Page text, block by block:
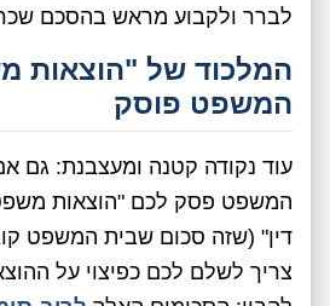
לברר ולקבוע מראש בהסכם
המלכוד של "הוצאות
המשפט פוסק
עוד נקודה קטנה ומעצבנת: גם
המשפט פסק לכם "הוצאות
דין" (שזה סכום שבית המשפט
צריך לשלם לכם כפיצוי על